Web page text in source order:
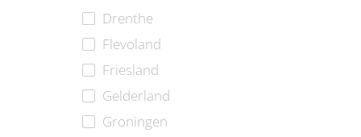
Drenthe
Flevoland
Friesland
Gelderland
Groningen